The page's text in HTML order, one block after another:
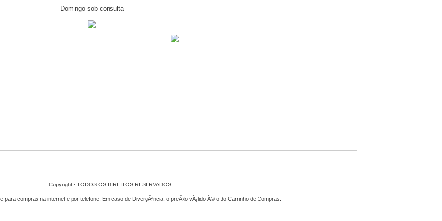
Domingo sob consulta
Copyright - TODOS OS DIREITOS RESERVADOS.
para compras na internet e por telefone. Em caso de DivergÃªncia, o preÃ§o vÃ¡lido Ã© o do Carrinho de Compras.